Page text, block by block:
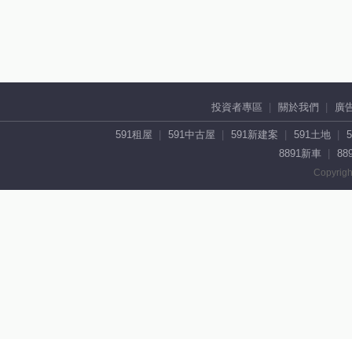
投資者專區 關於我們 廣
591租屋 591中古屋 591新建案 591土地
8891新車